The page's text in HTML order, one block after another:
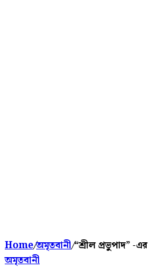
Home/অমৃতবানী/“শ্রীল প্রভুপাদ” -
অমৃতবানী